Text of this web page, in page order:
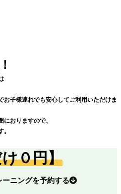
お子様連れでも安心してご利用いただけま
おりますので、
０円】
ニングを予約する